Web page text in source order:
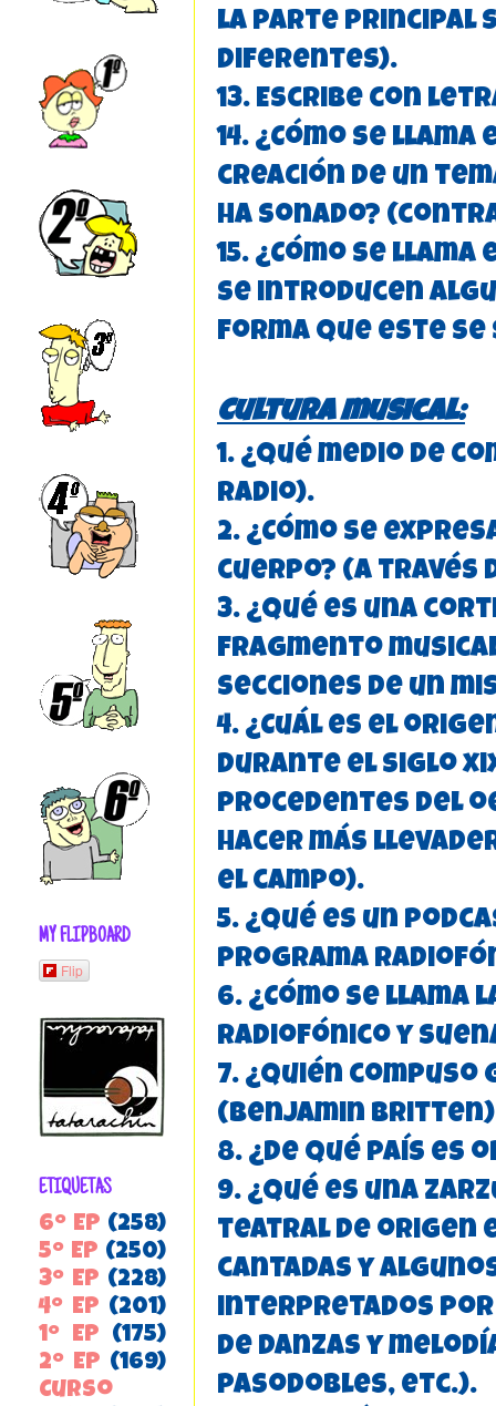
la parte principal
diferentes).
13. Escribe con
14. ¿Cómo se
creación de un
ha sonado?
15. ¿Cómo se
se introducen
forma que este se
Cultura musical:
1. ¿Qué medio de
radio).
2. ¿Cómo se
cuerpo? (a través
3. ¿Qué es una
fragmento
secciones de un
4. ¿Cuál es el
durante el siglo
procedentes del
hacer más
el campo).
5. ¿Qué es un
programa
6. ¿Cómo se
radiofónico y
7. ¿Quién
(Benjamin
8. ¿De qué país es
9. ¿Qué es una
teatral de origen
cantadas y
interpretados por
de danzas y
pasodobles, etc.).
MY FLIPBOARD
Flip
ETIQUETAS
6º EP (258)
5º EP (250)
3º EP (228)
4º EP (201)
1º EP
(175)
2º EP (169)
Curso